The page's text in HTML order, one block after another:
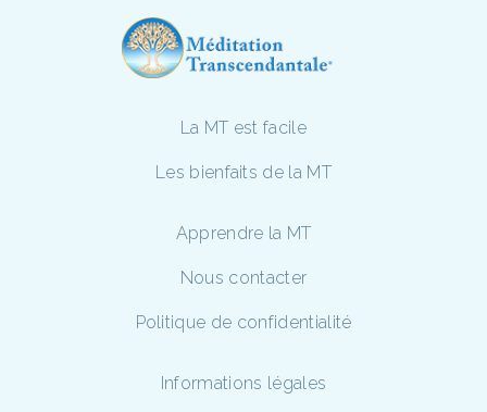
La MT est facile
Les bienfaits de la MT
Apprendre la MT
Nous contacter
Politique de confidentialité
Informations légales